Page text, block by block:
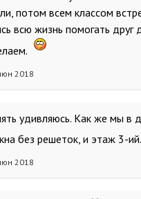
потом всем классом
всю жизнь помогать друг
2018
удивляюсь. Как же мы в
без решеток, и этаж 3-
2018